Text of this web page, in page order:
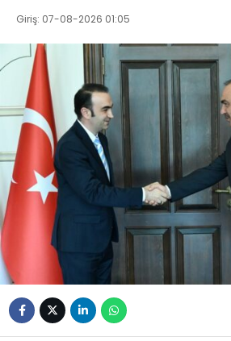
Giriş: 07-08-2026 01:05